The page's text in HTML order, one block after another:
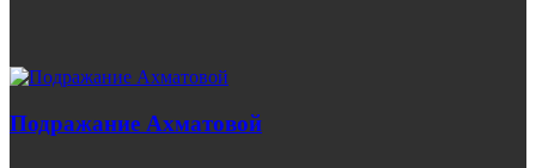
Подражание Ахматовой